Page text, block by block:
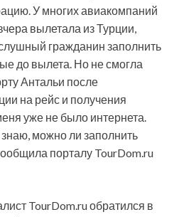
У многих авиакомпаний
вылетала из Турции,
гражданин заполнить
до вылета. Но не смогла
Антальи после
на рейс и получения
уже не было интернета.
можно ли заполнить
порталу TourDom.ru
TourDom.ru обратился в